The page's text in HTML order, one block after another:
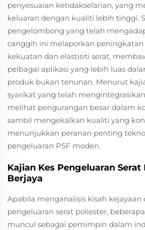
penyesuaian ketidakselarian, yang
keluaran dengan kualiti lebih tinggi.
pengelombong yang telah
canggih ini melaporkan
kekuatan dan elastisiti serat,
pelbagai aplikasi yang lebih luas
produk bukan tenunan. Menurut
syarikat yang telah
melihat pengurangan besar dalam
sambil mengekalkan kualiti yang
menunjukkan peranan penting
pengeluaran PSF moden.
Kajian Kes Pengeluaran Serat
Berjaya
Apabila menganalisis kisah kejayaan
pengeluaran serat poliester,
muncul sebagai pemimpin dalam